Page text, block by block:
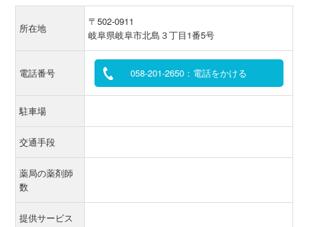
所在地
〒502-0911
岐阜県岐阜市北島３丁目1番5号
電話番号 058-201-2650：電話をかける
駐車場
交通手段
薬局の薬剤師
数
提供サービス